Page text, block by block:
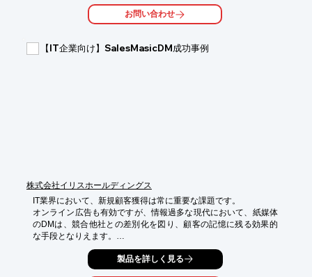
*   士業事務所の新規顧客獲得
*   相談予約の増加
【導入の効果】
お問い合わせ
【IT企業向け】SalesMasicDM成功事例
株式会社イリスホールディングス
IT業界において、新規顧客獲得は常に重要な課題です。
オンライン広告も有効ですが、情報過多な現代において、紙媒体
のDMは、競合他社との差別化を図り、顧客の記憶に残る効果的
な手段となりえます。
しかし、紙媒体での集客は、費用対効果や効果測定が難しいとい
SalesMasicDMは、印刷物に目の肥えたIT企業の経営者に対し、
製品を詳しく見る